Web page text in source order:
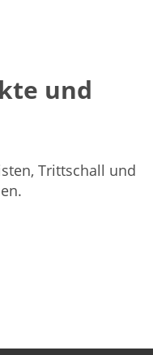
und
Trittschall und